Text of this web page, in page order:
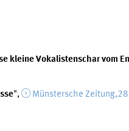
kleine Vokalistenschar vom
", Münstersche